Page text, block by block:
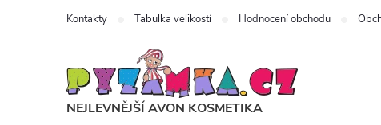
Kontakty Tabulka velikostí Hodnocení obchodu